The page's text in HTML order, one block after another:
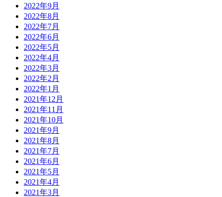
2022年9月
2022年8月
2022年7月
2022年6月
2022年5月
2022年4月
2022年3月
2022年2月
2022年1月
2021年12月
2021年11月
2021年10月
2021年9月
2021年8月
2021年7月
2021年6月
2021年5月
2021年4月
2021年3月